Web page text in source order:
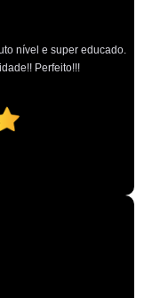
nível e super educado.
Perfeito!!!